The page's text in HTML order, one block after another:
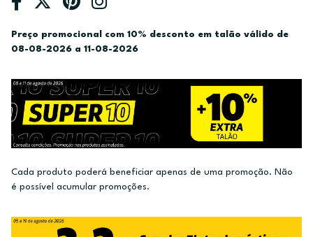
Preço promocional com 10% desconto em talão válido de
08-08-2026 a 11-08-2026
Cada produto poderá beneficiar apenas de uma promoção. Não
é possível acumular promoções.